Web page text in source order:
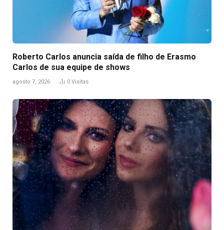
Roberto Carlos anuncia saída de filho de Erasmo
Carlos de sua equipe de shows
agosto 7, 2026 0 Visitas